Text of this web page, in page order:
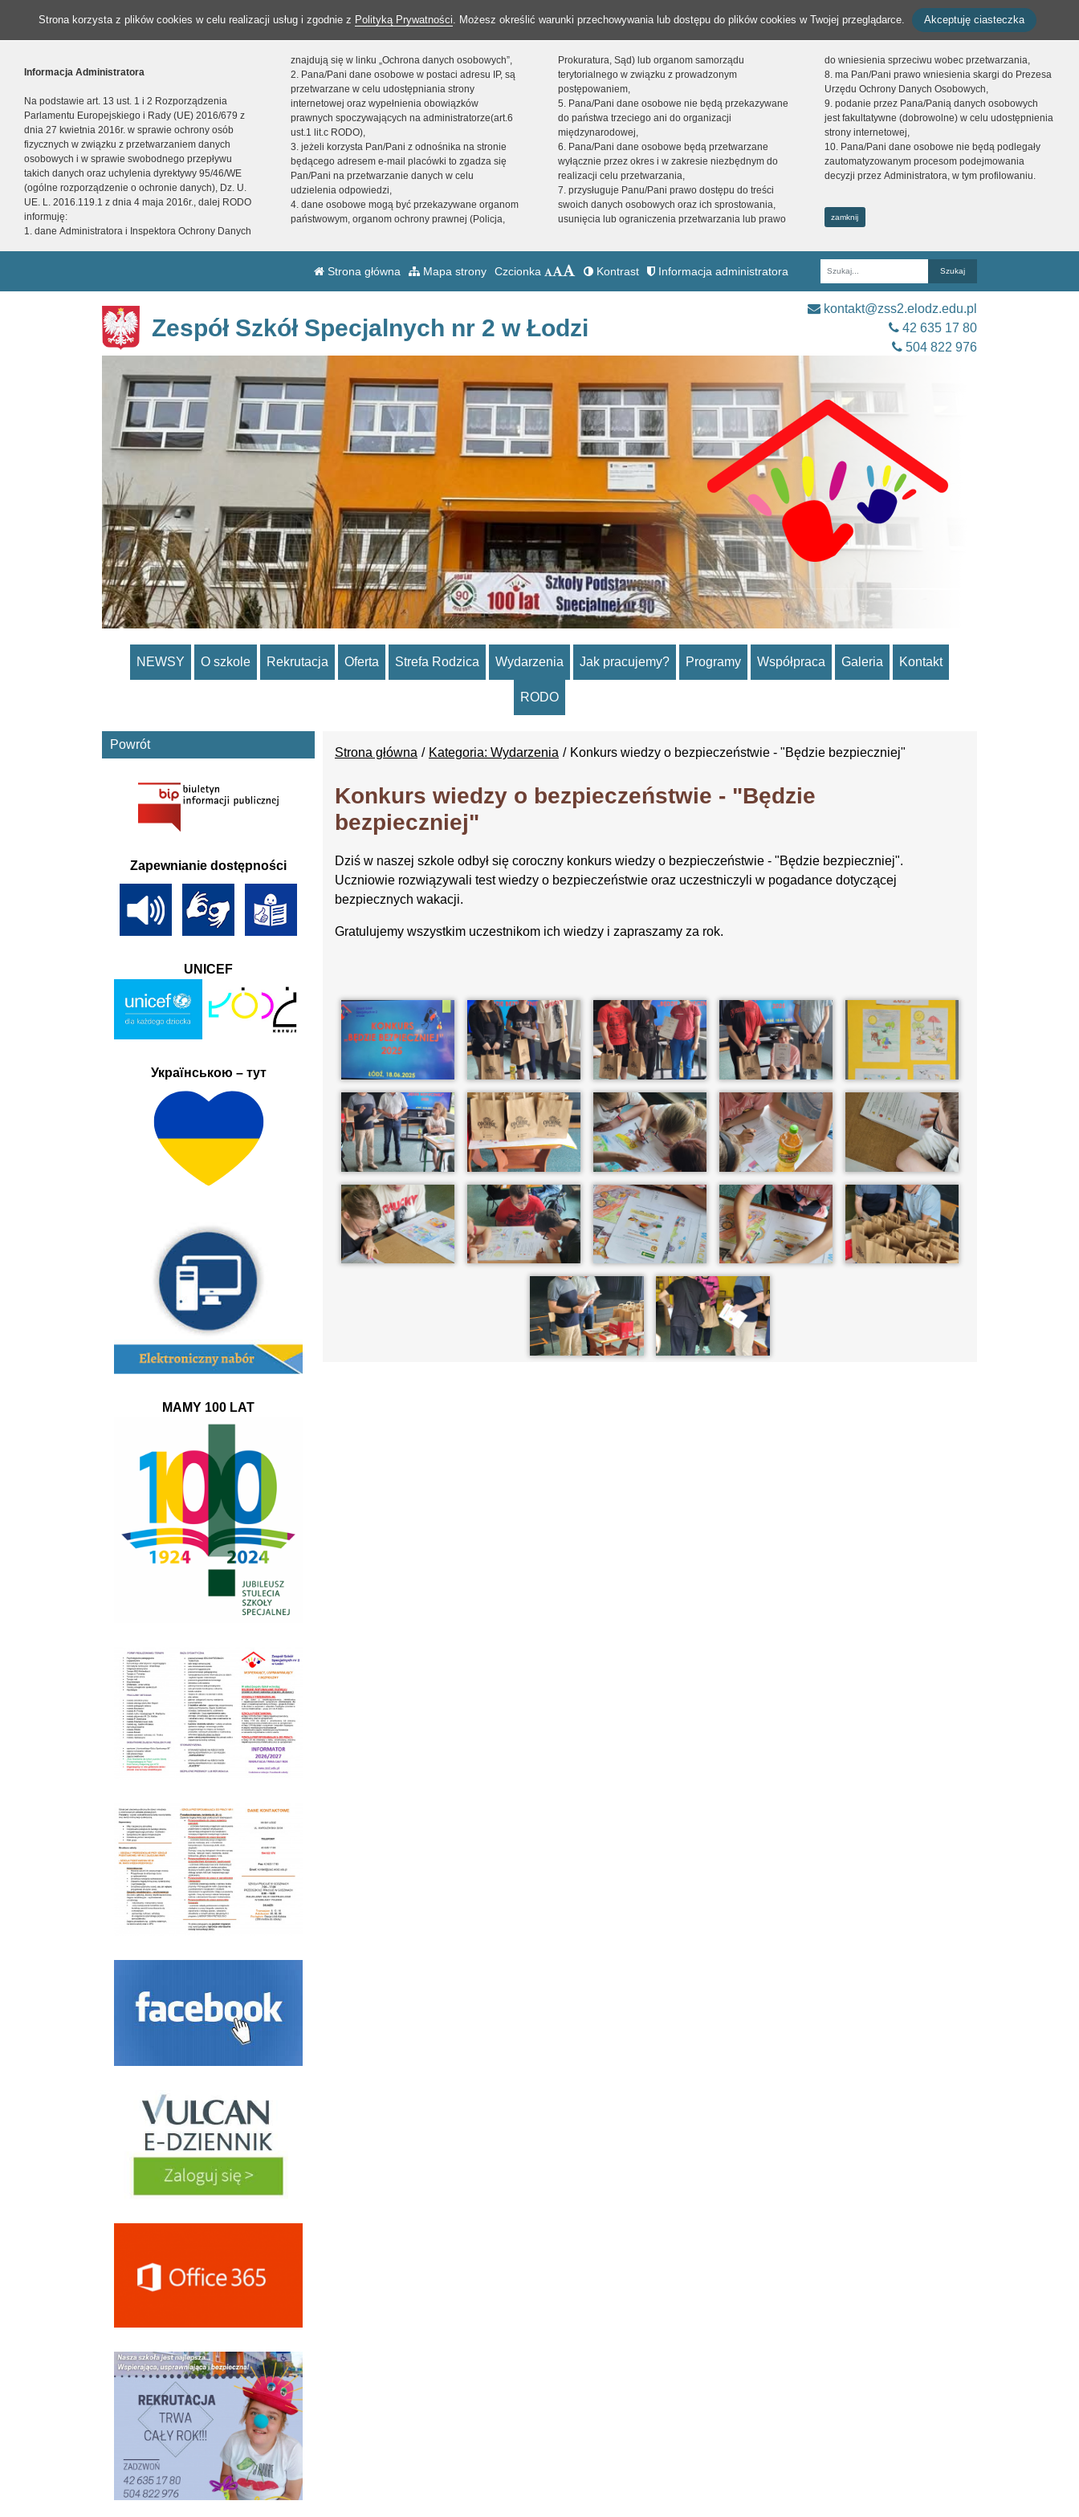
Strona korzysta z plików cookies w celu realizacji usług i zgodnie z Polityką Prywatności. Możesz określić warunki przechowywania lub dostępu do plików cookies w Twojej przeglądarce. Akceptuję ciasteczka
Informacja Administratora
Na podstawie art. 13 ust. 1 i 2 Rozporządzenia
Parlamentu Europejskiego i Rady (UE) 2016/679 z
dnia 27 kwietnia 2016r. w sprawie ochrony osób
fizycznych w związku z przetwarzaniem danych
osobowych i w sprawie swobodnego przepływu
takich danych oraz uchylenia dyrektywy 95/46/WE
(ogólne rozporządzenie o ochronie danych), Dz. U.
UE. L. 2016.119.1 z dnia 4 maja 2016r., dalej RODO
informuję:
1. dane Administratora i Inspektora Ochrony Danych
znajdują się w linku „Ochrona danych osobowych”,
2. Pana/Pani dane osobowe w postaci adresu IP, są
przetwarzane w celu udostępniania strony
internetowej oraz wypełnienia obowiązków
prawnych spoczywających na administratorze(art.6
ust.1 lit.c RODO),
3. jeżeli korzysta Pan/Pani z odnośnika na stronie
będącego adresem e-mail placówki to zgadza się
Pan/Pani na przetwarzanie danych w celu
udzielenia odpowiedzi,
4. dane osobowe mogą być przekazywane organom
państwowym, organom ochrony prawnej (Policja,
Prokuratura, Sąd) lub organom samorządu
terytorialnego w związku z prowadzonym
postępowaniem,
5. Pana/Pani dane osobowe nie będą przekazywane
do państwa trzeciego ani do organizacji
międzynarodowej,
6. Pana/Pani dane osobowe będą przetwarzane
wyłącznie przez okres i w zakresie niezbędnym do
realizacji celu przetwarzania,
7. przysługuje Panu/Pani prawo dostępu do treści
swoich danych osobowych oraz ich sprostowania,
usunięcia lub ograniczenia przetwarzania lub prawo
do wniesienia sprzeciwu wobec przetwarzania,
8. ma Pan/Pani prawo wniesienia skargi do Prezesa
Urzędu Ochrony Danych Osobowych,
9. podanie przez Pana/Panią danych osobowych
jest fakultatywne (dobrowolne) w celu udostępnienia
strony internetowej,
10. Pana/Pani dane osobowe nie będą podlegały
zautomatyzowanym procesom podejmowania
decyzji przez Administratora, w tym profilowaniu.
zamknij
Strona główna Mapa strony Czcionka Kontrast Informacja administratora
Fraza
Zespół Szkół Specjalnych nr 2 w Łodzi
kontakt@zss2.elodz.edu.pl
42 635 17 80
504 822 976
NEWSY O szkole Rekrutacja Oferta Strefa Rodzica Wydarzenia Jak pracujemy? Programy Współpraca Galeria Kontakt
RODO
Strona główna Kategoria: Wydarzenia Konkurs wiedzy o bezpieczeństwie - "Będzie bezpieczniej"
Konkurs wiedzy o bezpieczeństwie - "Będzie
bezpieczniej"
Dziś w naszej szkole odbył się coroczny konkurs wiedzy o bezpieczeństwie - "Będzie bezpieczniej".
Uczniowie rozwiązywali test wiedzy o bezpieczeństwie oraz uczestniczyli w pogadance dotyczącej
bezpiecznych wakacji.
Gratulujemy wszystkim uczestnikom ich wiedzy i zapraszamy za rok.
Powrót
Zapewnianie dostępności
UNICEF
Українською – тут
MAMY 100 LAT